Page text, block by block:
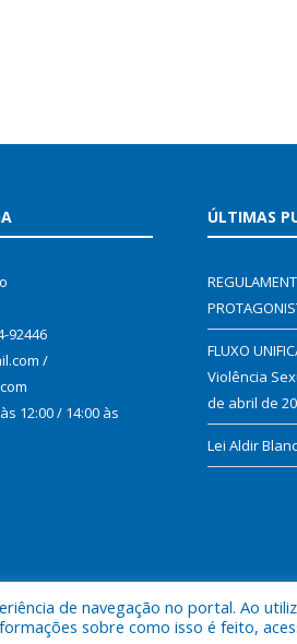
92446
/
12:00 / 14:00 às
ÚLTIMAS
FLUXO
Violência
de abril de
Lei Aldir
de navegação no portal. Ao
sobre como isso é feito,